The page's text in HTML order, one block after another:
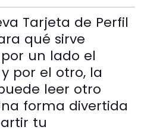
Tarjeta de Perfil
qué sirve
un lado el
por el otro, la
leer otro
forma divertida
tu